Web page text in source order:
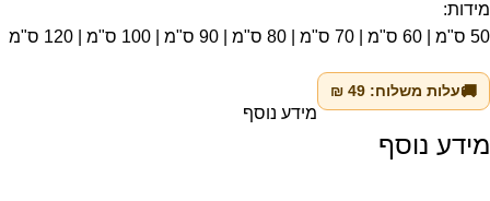
מידות:
50 ס"מ | 60 ס"מ | 70 ס"מ | 80 ס"מ | 90 ס"מ | 100 ס"מ | 120 ס"מ
🚚עלות משלוח: 49
₪
מידע נוסף
מידע נוסף